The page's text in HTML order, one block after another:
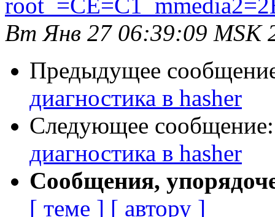
Вт Янв 27 06:39:09 MSK
Предыдущее
диагностика в hasher
Следующее
диагностика в hasher
Сообщения,
[ теме ] [ автору ]